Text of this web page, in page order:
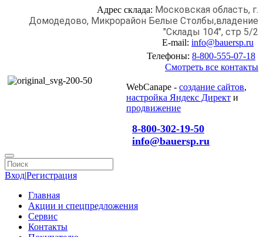
Адрес склада: Московская область, г.
Домодедово, Микрорайон Белые Столбы,владение
"Склады 104", стр 5/2
E-mail: info@bauersp.ru
Телефоны: 8-800-555-07-18
Смотреть все контакты
WebCanape - создание сайтов,
настройка Яндекс Директ и
продвижение
8-800-302-19-50
info@bauersp.ru
Вход|Регистрация
Главная
Акции и спецпредложения
Сервис
Контакты